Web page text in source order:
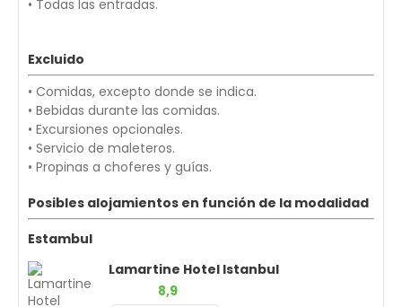
• Todas las entradas.
Excluido
• Comidas, excepto donde se indica.
• Bebidas durante las comidas.
• Excursiones opcionales.
• Servicio de maleteros.
• Propinas a choferes y guías.
Posibles alojamientos en función de la modalidad
Estambul
Lamartine Hotel Istanbul
8,9